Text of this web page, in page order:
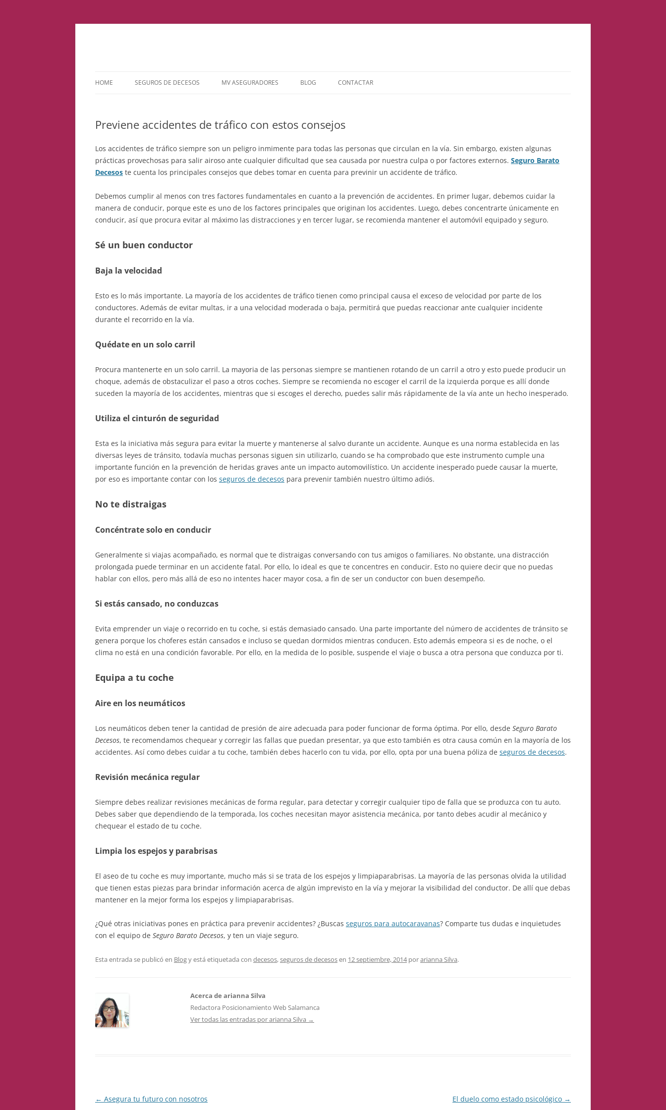
al
HOME SEGUROS DE DECESOS MV ASEGURADORES BLOG CONTACTAR
Previene accidentes de tráfico con estos consejos
Los accidentes de tráfico siempre son un peligro inmimente para todas las personas que circulan en la vía. Sin embargo, existen algunas
prácticas provechosas para salir airoso ante cualquier dificultad que sea causada por nuestra culpa o por factores externos. Seguro Barato
Decesos te cuenta los principales consejos que debes tomar en cuenta para previnir un accidente de tráfico.
Debemos cumplir al menos con tres factores fundamentales en cuanto a la prevención de accidentes. En primer lugar, debemos cuidar la
manera de conducir, porque este es uno de los factores principales que originan los accidentes. Luego, debes concentrarte únicamente en
conducir, así que procura evitar al máximo las distracciones y en tercer lugar, se recomienda mantener el automóvil equipado y seguro.
Sé un buen conductor
Baja la velocidad
Esto es lo más importante. La mayoría de los accidentes de tráfico tienen como principal causa el exceso de velocidad por parte de los
conductores. Además de evitar multas, ir a una velocidad moderada o baja, permitirá que puedas reaccionar ante cualquier incidente
durante el recorrido en la vía.
Quédate en un solo carril
Procura mantenerte en un solo carril. La mayoria de las personas siempre se mantienen rotando de un carril a otro y esto puede producir un
choque, además de obstaculizar el paso a otros coches. Siempre se recomienda no escoger el carril de la izquierda porque es allí donde
suceden la mayoría de los accidentes, mientras que si escoges el derecho, puedes salir más rápidamente de la vía ante un hecho inesperado.
Utiliza el cinturón de seguridad
Esta es la iniciativa más segura para evitar la muerte y mantenerse al salvo durante un accidente. Aunque es una norma establecida en las
diversas leyes de tránsito, todavía muchas personas siguen sin utilizarlo, cuando se ha comprobado que este instrumento cumple una
importante función en la prevención de heridas graves ante un impacto automovilístico. Un accidente inesperado puede causar la muerte,
por eso es importante contar con los seguros de decesos para prevenir también nuestro último adiós.
No te distraigas
Concéntrate solo en conducir
Generalmente si viajas acompañado, es normal que te distraigas conversando con tus amigos o familiares. No obstante, una distracción
prolongada puede terminar en un accidente fatal. Por ello, lo ideal es que te concentres en conducir. Esto no quiere decir que no puedas
hablar con ellos, pero más allá de eso no intentes hacer mayor cosa, a fin de ser un conductor con buen desempeño.
Si estás cansado, no conduzcas
Evita emprender un viaje o recorrido en tu coche, si estás demasiado cansado. Una parte importante del número de accidentes de tránsito se
genera porque los choferes están cansados e incluso se quedan dormidos mientras conducen. Esto además empeora si es de noche, o el
clima no está en una condición favorable. Por ello, en la medida de lo posible, suspende el viaje o busca a otra persona que conduzca por ti.
Equipa a tu coche
Aire en los neumáticos
Los neumáticos deben tener la cantidad de presión de aire adecuada para poder funcionar de forma óptima. Por ello, desde Seguro Barato
Decesos, te recomendamos chequear y corregir las fallas que puedan presentar, ya que esto también es otra causa común en la mayoría de los
accidentes. Así como debes cuidar a tu coche, también debes hacerlo con tu vida, por ello, opta por una buena póliza de seguros de decesos.
Revisión mecánica regular
Siempre debes realizar revisiones mecánicas de forma regular, para detectar y corregir cualquier tipo de falla que se produzca con tu auto.
Debes saber que dependiendo de la temporada, los coches necesitan mayor asistencia mecánica, por tanto debes acudir al mecánico y
chequear el estado de tu coche.
Limpia los espejos y parabrisas
El aseo de tu coche es muy importante, mucho más si se trata de los espejos y limpiaparabrisas. La mayoría de las personas olvida la utilidad
que tienen estas piezas para brindar información acerca de algún imprevisto en la vía y mejorar la visibilidad del conductor. De allí que debas
mantener en la mejor forma los espejos y limpiaparabrisas.
¿Qué otras iniciativas pones en práctica para prevenir accidentes? ¿Buscas seguros para autocaravanas? Comparte tus dudas e inquietudes
con el equipo de Seguro Barato Decesos, y ten un viaje seguro.
Esta entrada se publicó en Blogy está etiquetada con decesos,seguros de decesosen 12 septiembre, 2014porarianna Silva.
Acerca de arianna Silva
Redactora Posicionamiento Web Salamanca
Ver todas las entradas por arianna Silva →
Navegación
← Asegura tu futuro con nosotros El duelo como estado psicológico →